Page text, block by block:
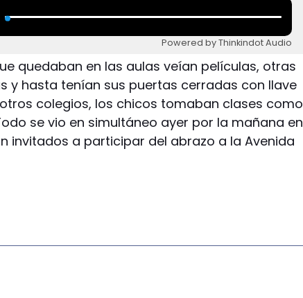
Powered by Thinkindot Audio
quedaban en las aulas veían películas, otras
y hasta tenían sus puertas cerradas con llave
colegios, los chicos tomaban clases como
se vio en simultáneo ayer por la mañana en
invitados a participar del abrazo a la Avenida